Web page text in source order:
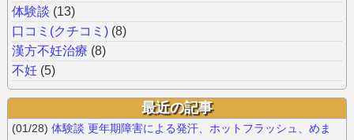
体験談 (13)
口コミ(クチコミ)(8)
漢方不妊治療 (8)
不妊(5)
最近の記事
(01/28) 体験談 更年期障害による発汗、ホットフラッシュ、めま